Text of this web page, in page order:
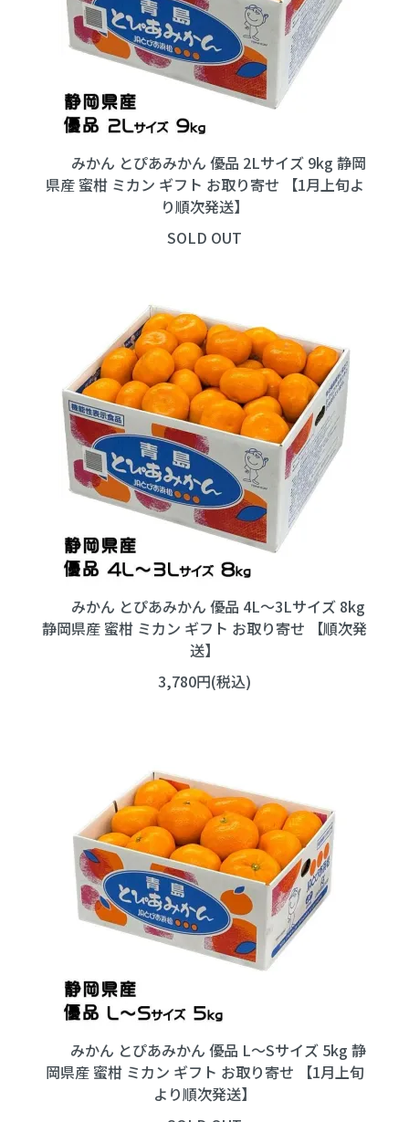
みかん とぴあみかん 優品 2Lサイズ 9kg 静岡
県産 蜜柑 ミカン ギフト お取り寄せ 【1月上旬よ
り順次発送】
SOLD OUT
みかん とぴあみかん 優品 4L～3Lサイズ 8kg
静岡県産 蜜柑 ミカン ギフト お取り寄せ 【順次発
送】
3,780円(税込)
みかん とぴあみかん 優品 L～Sサイズ 5kg 静
岡県産 蜜柑 ミカン ギフト お取り寄せ 【1月上旬
より順次発送】